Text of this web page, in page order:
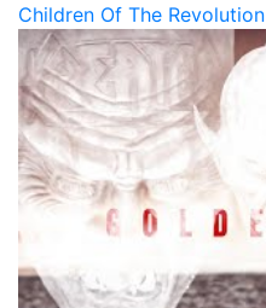
Children Of The Revolution